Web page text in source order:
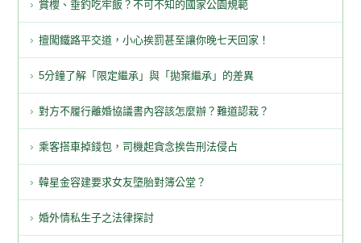
賞櫻、垂釣吃牢飯？不可不知的國家公園規範
擅闖鐵路平交道，小心挨罰甚至讓你晚七天回家！
5分鐘了解「限定繼承」與「拋棄繼承」的差異
對方不履行離婚協議書內容該怎麼辦？難道認栽？
乘客搭車掉錢包，司機起貪念挨告刑法侵占
韓星金容建要求女友墮胎對簿公堂？
婚外情私生子之法律探討